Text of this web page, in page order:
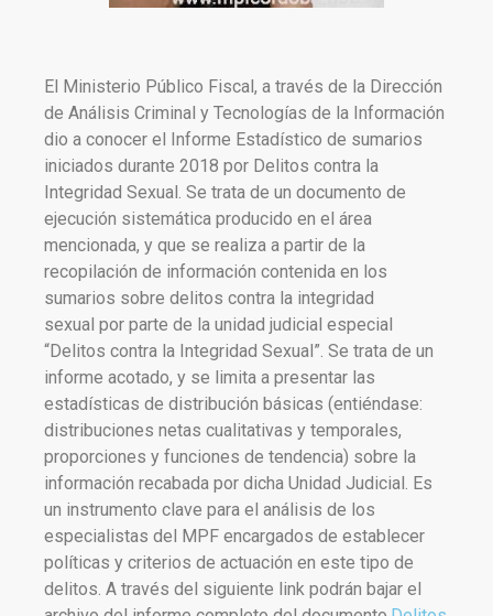
El Ministerio Público Fiscal, a través de la Dirección
de Análisis Criminal y Tecnologías de la Información
dio a conocer el Informe Estadístico de sumarios
iniciados durante 2018 por Delitos contra la
Integridad Sexual. Se trata de un documento de
ejecución sistemática producido en el área
mencionada, y que se realiza a partir de la
recopilación de información contenida en los
sumarios sobre delitos contra la integridad
sexual por parte de la unidad judicial especial
“Delitos contra la Integridad Sexual”. Se trata de un
informe acotado, y se limita a presentar las
estadísticas de distribución básicas (entiéndase:
distribuciones netas cualitativas y temporales,
proporciones y funciones de tendencia) sobre la
información recabada por dicha Unidad Judicial. Es
un instrumento clave para el análisis de los
especialistas del MPF encargados de establecer
políticas y criterios de actuación en este tipo de
delitos. A través del siguiente link podrán bajar el